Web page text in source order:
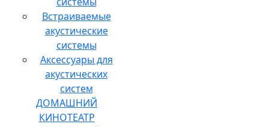
Встраиваемые
акустические
системы
Аксессуары для
акустических
систем
ДОМАШНИЙ
КИНОТЕАТР